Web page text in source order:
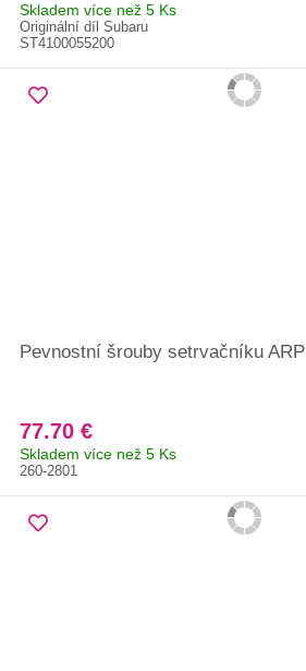
Skladem více než 5 Ks
Originální díl Subaru
ST4100055200
Pevnostní šrouby setrvačníku ARP
77.70 €
Skladem více než 5 Ks
260-2801